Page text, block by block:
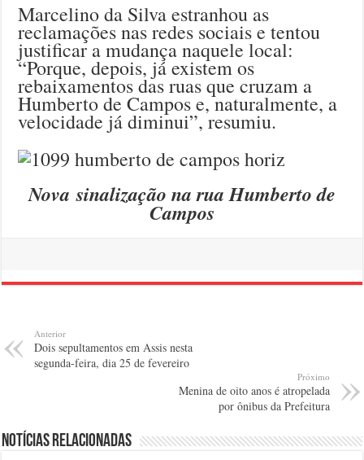
Marcelino da Silva estranhou as
reclamações nas redes sociais e tentou
justificar a mudança naquele local:
“Porque, depois, já existem os
rebaixamentos das ruas que cruzam a
Humberto de Campos e, naturalmente, a
velocidade já diminui”, resumiu.
Nova sinalização na rua Humberto de
Campos
Anterior
Dois sepultamentos em Assis nesta
segunda-feira, dia 25 de fevereiro
Próximo
Menina de oito anos é atropelada
por ônibus da Prefeitura
Notícias relacionadas